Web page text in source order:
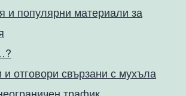
и популярни материали за
отговори свързани с мухъла